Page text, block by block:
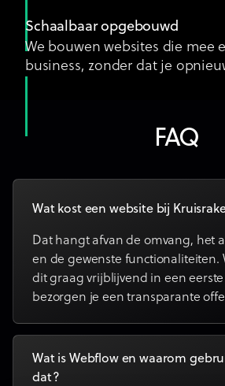
Schaalbaar opgebouwd
We bouwen websites die mee
business, zonder dat je
FAQ
Wat kost een website bij
Dat hangt afvan de omvang, het
en de gewenste functionaliteiten.
dit graag vrijblijvend in een
bezorgen je een transparante
Wat is Webflow en waarom
dat?